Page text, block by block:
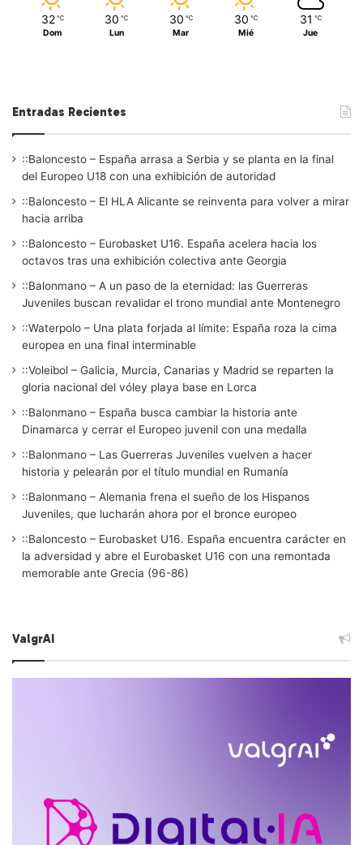
32 ℃
Dom
30 ℃
Lun
30 ℃
Mar
30 ℃
Mié
31 ℃
Jue
Entradas Recientes
::Baloncesto – España arrasa a Serbia y se planta en la final
del Europeo U18 con una exhibición de autoridad
::Baloncesto – El HLA Alicante se reinventa para volver a mirar
hacia arriba
::Baloncesto – Eurobasket U16. España acelera hacia los
octavos tras una exhibición colectiva ante Georgia
::Balonmano – A un paso de la eternidad: las Guerreras
Juveniles buscan revalidar el trono mundial ante Montenegro
::Waterpolo – Una plata forjada al límite: España roza la cima
europea en una final interminable
::Voleibol – Galicia, Murcia, Canarias y Madrid se reparten la
gloria nacional del vóley playa base en Lorca
::Balonmano – España busca cambiar la historia ante
Dinamarca y cerrar el Europeo juvenil con una medalla
::Balonmano – Las Guerreras Juveniles vuelven a hacer
historia y pelearán por el título mundial en Rumanía
::Balonmano – Alemania frena el sueño de los Hispanos
Juveniles, que lucharán ahora por el bronce europeo
::Baloncesto – Eurobasket U16. España encuentra carácter en
la adversidad y abre el Eurobasket U16 con una remontada
memorable ante Grecia (96-86)
ValgrAI